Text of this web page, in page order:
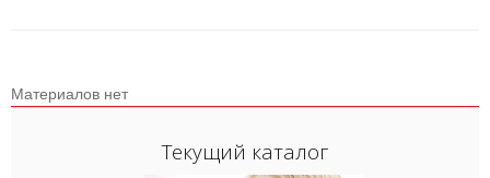
Материалов нет
Текущий каталог